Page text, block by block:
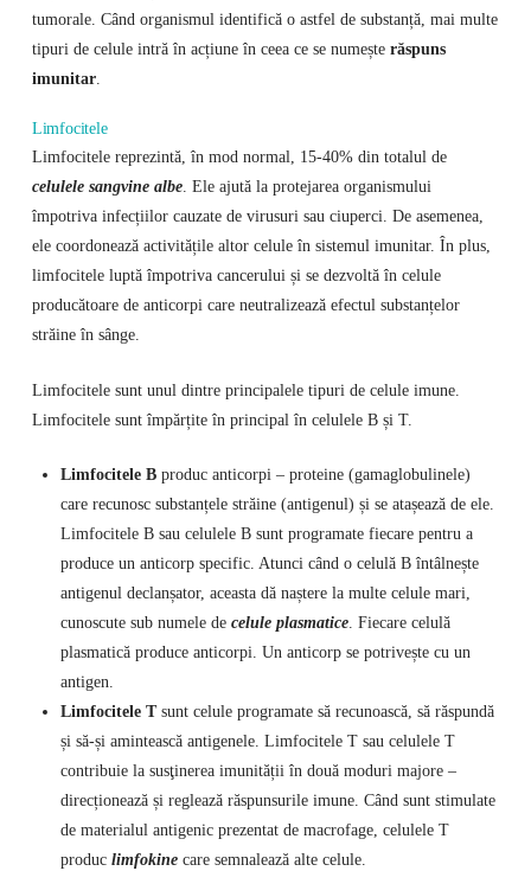
tumorale. Când organismul identifică o astfel de substanță, mai multe
tipuri de celule intră în acțiune în ceea ce se numește răspuns
imunitar.
Limfocitele
Limfocitele reprezintă, în mod normal, 15-40% din totalul de
celulele sangvine albe. Ele ajută la protejarea organismului
împotriva infecțiilor cauzate de virusuri sau ciuperci. De asemenea,
ele coordonează activitățile altor celule în sistemul imunitar. În plus,
limfocitele luptă împotriva cancerului și se dezvoltă în celule
producătoare de anticorpi care neutralizează efectul substanțelor
străine în sânge.
Limfocitele sunt unul dintre principalele tipuri de celule imune.
Limfocitele sunt împărțite în principal în celulele B și T.
Limfocitele Bproduc anticorpi – proteine (gamaglobulinele)
care recunosc substanțele străine (antigenul) și se atașează de ele.
Limfocitele B sau celulele B sunt programate fiecare pentru a
produce un anticorp specific. Atunci când o celulă B întâlnește
antigenul declanșator, aceasta dă naștere la multe celule mari,
cunoscute sub numele de celule plasmatice. Fiecare celulă
plasmatică produce anticorpi. Un anticorp se potrivește cu un
antigen.
Limfocitele Tsunt celule programate să recunoască, să răspundă
și să-și amintească antigenele. Limfocitele T sau celulele T
contribuie la susţinerea imunității în două moduri majore –
direcționează și reglează răspunsurile imune. Când sunt stimulate
de materialul antigenic prezentat de macrofage, celulele T
produc limfokine care semnalează alte celule.